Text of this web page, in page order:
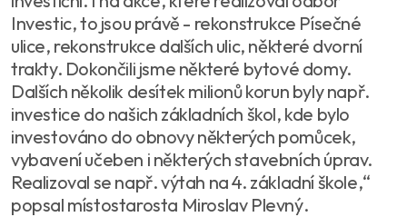
Investic, to jsou právě - rekonstrukce Písečné
ulice, rekonstrukce dalších ulic, některé dvorní
trakty. Dokončili jsme některé bytové domy.
Dalších několik desítek milionů korun byly např.
investice do našich základních škol, kde bylo
investováno do obnovy některých pomůcek,
vybavení učeben i některých stavebních úprav.
Realizoval se např. výtah na 4. základní škole,“
popsal místostarosta Miroslav Plevný.